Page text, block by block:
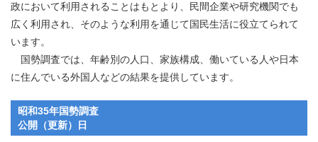
政において利用されることはもとより、民間企業や研究機関でも
広く利用され、そのような利用を通じて国民生活に役立てられて
います。
国勢調査では、年齢別の人口、家族構成、働いている人や日本
に住んでいる外国人などの結果を提供しています。
昭和35年国勢調査
公開（更新）日